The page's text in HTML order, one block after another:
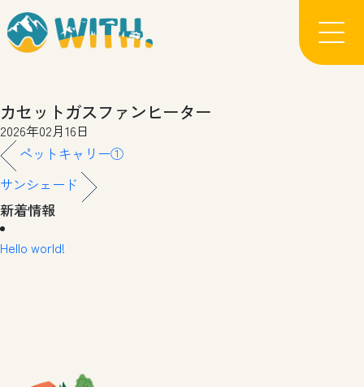
カセットガスファンヒーター
2026年02月16日
ペットキャリー①
サンシェード
新着情報
Hello world!